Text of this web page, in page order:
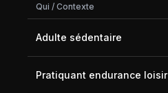
Qui / Contexte
Adulte sédentaire
Pratiquant endurance loisir